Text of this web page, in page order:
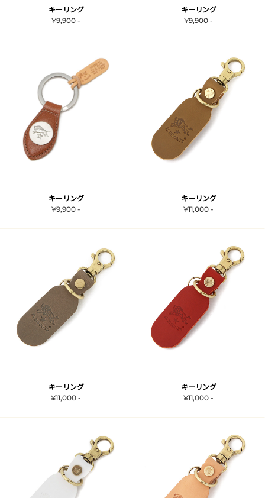
キーリング
¥9,900 -
キーリング
¥9,900 -
キーリング
¥9,900 -
キーリング
¥11,000 -
キーリング
¥11,000 -
キーリング
¥11,000 -